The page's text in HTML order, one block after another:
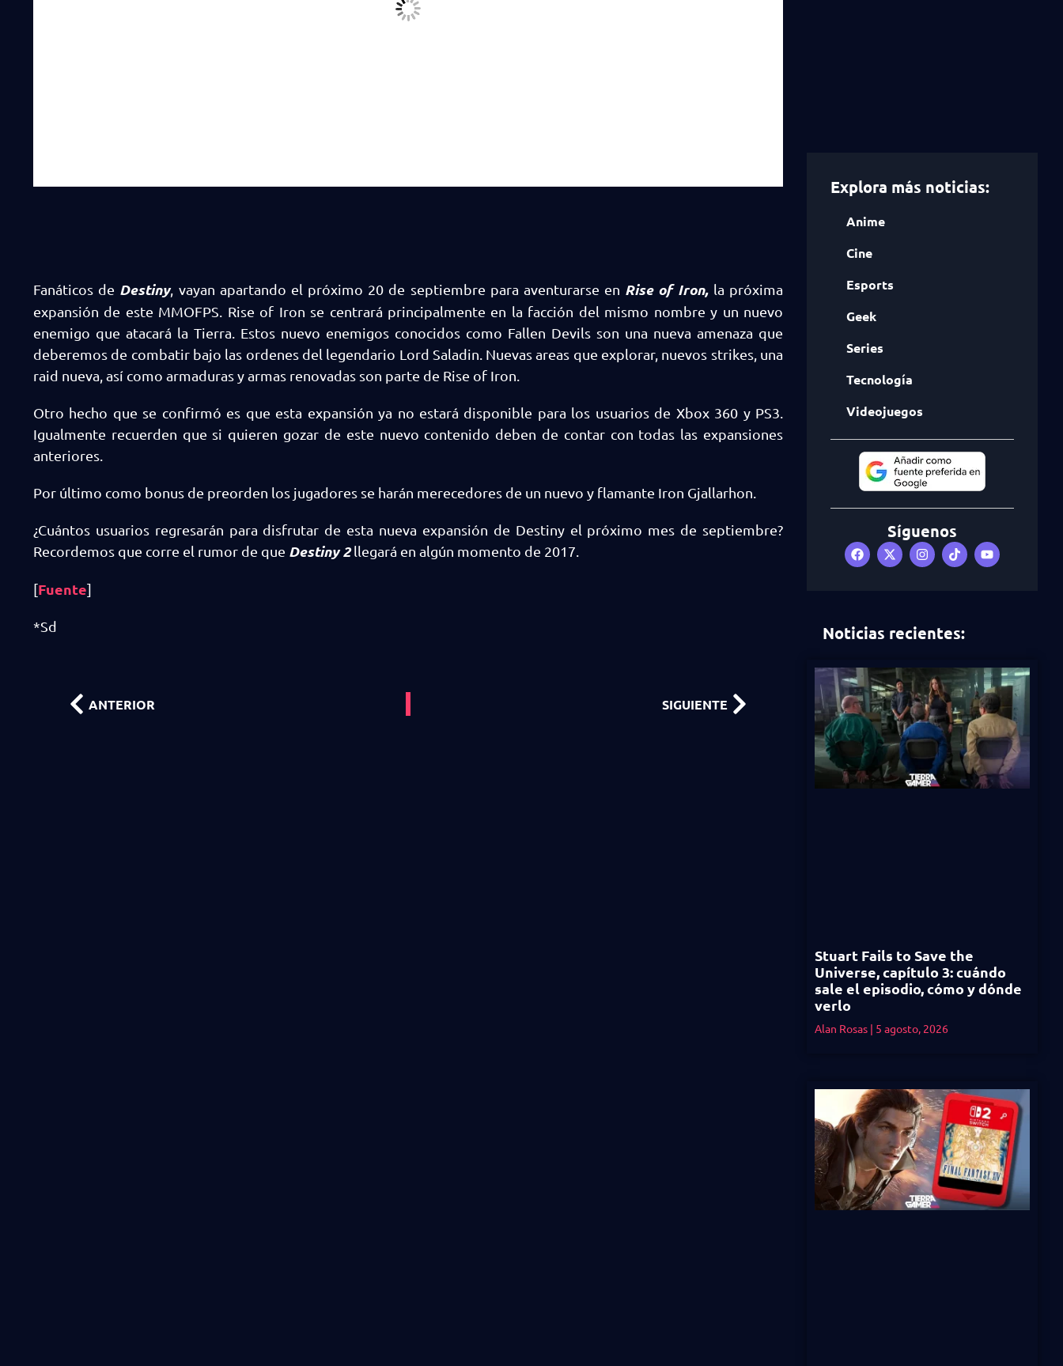
Fanáticos de Destiny, vayan apartando el próximo 20 de septiembre para aventurarse en Rise of Iron,la próxima
expansión de este MMOFPS. Rise of Iron se centrará principalmente en la facción del mismo nombre y un nuevo
enemigo que atacará la Tierra. Estos nuevo enemigos conocidos como Fallen Devils son una nueva amenaza que
deberemos de combatir bajo las ordenes del legendario Lord Saladin. Nuevas areas que explorar, nuevos strikes, una
raid nueva, así como armaduras y armas renovadas son parte de Rise of Iron.
Otro hecho que se confirmó es que esta expansión ya no estará disponible para los usuarios de Xbox 360 y PS3.
Igualmente recuerden que si quieren gozar de este nuevo contenido deben de contar con todas las expansiones
anteriores.
Por último como bonus de preorden los jugadores se harán merecedores de un nuevo y flamante Iron Gjallarhon.
¿Cuántos usuarios regresarán para disfrutar de esta nueva expansión de Destiny el próximo mes de septiembre?
Recordemos que corre el rumor de que Destiny 2llegará en algún momento de 2017.
[Fuente]
*Sd
ANTERIOR SIGUIENTE
Explora más noticias:
Anime
Cine
Esports
Geek
Series
Tecnología
Videojuegos
Síguenos
Noticias recientes:
Stuart Fails to Save the
Universe, capítulo 3: cuándo
sale el episodio, cómo y dónde
verlo
Alan Rosas 5 agosto, 2026